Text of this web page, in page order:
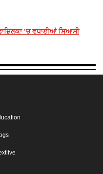
’ਚ ਵਧਾਈਆਂ ਸਿਆਸੀ